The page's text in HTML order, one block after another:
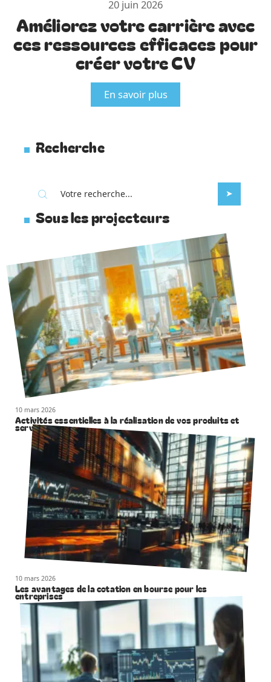
20 juin 2026
Améliorez votre carrière avec
ces ressources efficaces pour
créer votre CV
En savoir plus
Recherche
Sous les projecteurs
10 mars 2026
Activités essentielles à la réalisation de vos produits et
services
10 mars 2026
Les avantages de la cotation en bourse pour les
entreprises